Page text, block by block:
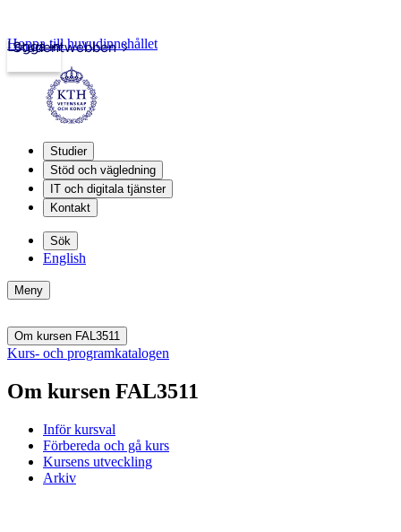
Studentwebben
Logga in
Hoppa till huvudinnehållet
Studier
Stöd och vägledning
IT och digitala tjänster
Kontakt
Sök
English
Meny
Om kursen FAL3511
Kurs- och programkatalogen
Om kursen FAL3511
Inför kursval
Förbereda och gå kurs
Kursens utveckling
Arkiv